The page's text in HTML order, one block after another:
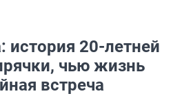
история 20-летней
чью жизнь
встреча